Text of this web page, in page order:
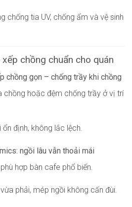
chống tia UV, chống ẩm và vệ sinh
chồng chuẩn cho quán
chồng gọn – chống trầy khi chồng
chồng hoặc đệm chống trầy ở vị trí
ổn định, không lắc lệch.
ngồi lâu vẫn thoải mái
hợp bàn cafe phổ biến.
phải, mép ngồi không cấn đùi.